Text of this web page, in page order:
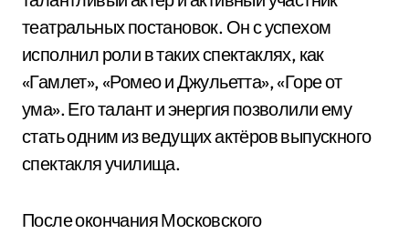
театральных постановок. Он с успехом
исполнил роли в таких спектаклях, как
«Гамлет», «Ромео и Джульетта», «Горе от
ума». Его талант и энергия позволили ему
стать одним из ведущих актёров выпускного
спектакля училища.
После окончания Московского